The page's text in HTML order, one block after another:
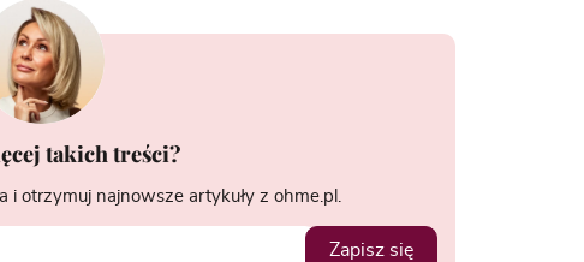
takich treści?
i otrzymuj najnowsze artykuły z ohme.pl.
Zapisz się